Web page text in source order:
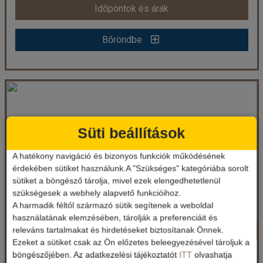
Bőröndbe
Időpontok és árak
Bőröndbe
Hotel Vis - 3 éjszakás
Horvátország
Város:Dubrovnik
Ellátás:Reggeli
Szálláskategória:Hotel ***
Szobatípus:Szoba Standard Erkély
Időtartam:3 éj
Időpont: 2026-10-26 | 3 éj
Hotel Vis - 4 éjszakás
Horvátország / Dél-Dalmácia
Süti beállítások
A hatékony navigáció és bizonyos funkciók működésének
érdekében sütiket használunk.A "Szükséges" kategóriába sorolt
sütiket a böngésző tárolja, mivel ezek elengedhetetlenül
szükségesek a webhely alapvető funkcióihoz.
A harmadik féltől származó sütik segítenek a weboldal
használatának elemzésében, tárolják a preferenciáit és
releváns tartalmakat és hirdetéseket biztosítanak Önnek.
Ezeket a sütiket csak az Ön előzetes beleegyezésével tároljuk a
böngészőjében. Az adatkezelési tájékoztatót ITT olvashatja